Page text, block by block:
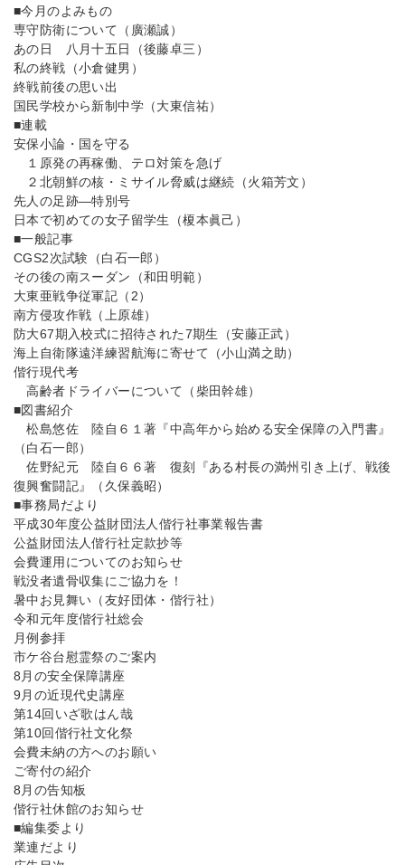
■今月のよみもの
専守防衛について（廣瀬誠）
あの日 八月十五日（後藤卓三）
私の終戦（小倉健男）
終戦前後の思い出
国民学校から新制中学（大東信祐）
■連載
安保小論・国を守る
１原発の再稼働、テロ対策を急げ
２北朝鮮の核・ミサイル脅威は継続（火箱芳文）
先人の足跡―特別号
日本で初めての女子留学生（榎本眞己）
■一般記事
CGS2次試験（白石一郎）
その後の南スーダン（和田明範）
大東亜戦争従軍記（2）
南方侵攻作戦（上原雄）
防大67期入校式に招待された7期生（安藤正武）
海上自衛隊遠洋練習航海に寄せて（小山満之助）
偕行現代考
高齢者ドライバーについて（柴田幹雄）
■図書紹介
松島悠佐 陸自６１著『中高年から始める安全保障の入門書』
（白石一郎）
佐野紀元 陸自６６著 復刻『ある村長の満州引き上げ、戦後
復興奮闘記』（久保義昭）
■事務局だより
平成30年度公益財団法人偕行社事業報告書
公益財団法人偕行社定款抄等
会費運用についてのお知らせ
戦没者遺骨収集にご協力を！
暑中お見舞い（友好団体・偕行社）
令和元年度偕行社総会
月例参拝
市ケ谷台慰霊祭のご案内
8月の安全保障講座
9月の近現代史講座
第14回いざ歌はん哉
第10回偕行社文化祭
会費未納の方へのお願い
ご寄付の紹介
8月の告知板
偕行社休館のお知らせ
■編集委より
業連だより